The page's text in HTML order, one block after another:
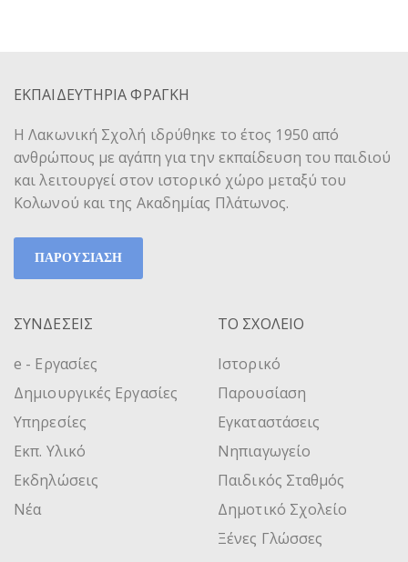
ΕΚΠΑΙΔΕΥΤΗΡΙΑ ΦΡΑΓΚΗ
Η Λακωνική Σχολή ιδρύθηκε το έτος 1950 από
ανθρώπους με αγάπη για την εκπαίδευση του παιδιού
και λειτουργεί στον ιστορικό χώρο μεταξύ του
Κολωνού και της Ακαδημίας Πλάτωνος.
ΠΑΡΟΥΣΙΑΣΗ
ΣΥΝΔΕΣΕΙΣ
e - Εργασίες
Δημιουργικές Εργασίες
Υπηρεσίες
Εκπ. Υλικό
Εκδηλώσεις
Νέα
ΤΟ ΣΧΟΛΕΙΟ
Ιστορικό
Παρουσίαση
Εγκαταστάσεις
Νηπιαγωγείο
Παιδικός Σταθμός
Δημοτικό Σχολείο
Ξένες Γλώσσες